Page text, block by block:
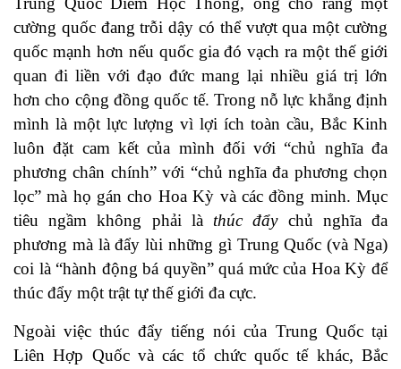
cường quốc đang trỗi dậy có thể vượt qua một cường
quốc mạnh hơn nếu quốc gia đó vạch ra một thế giới
quan đi liền với đạo đức mang lại nhiều giá trị lớn
hơn cho cộng đồng quốc tế. Trong nỗ lực khẳng định
mình là một lực lượng vì lợi ích toàn cầu, Bắc Kinh
luôn đặt cam kết của mình đối với “chủ nghĩa đa
phương chân chính” với “chủ nghĩa đa phương chọn
lọc” mà họ gán cho Hoa Kỳ và các đồng minh. Mục
tiêu ngầm không phải là thúc đẩychủ nghĩa đa
phương mà làđẩy lùi những gì Trung Quốc (và Nga)
coi là “hành động bá quyền” quá mức của Hoa Kỳ để
thúc đẩy một trật tự thế giới đa cực.
Ngoài việc thúc đẩy tiếng nói của Trung Quốc tại
Liên Hợp Quốc và các tổ chức quốc tế khác, Bắc